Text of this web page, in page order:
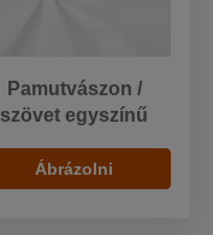
Pamutvászon /
szövet egyszínű
Ábrázolni